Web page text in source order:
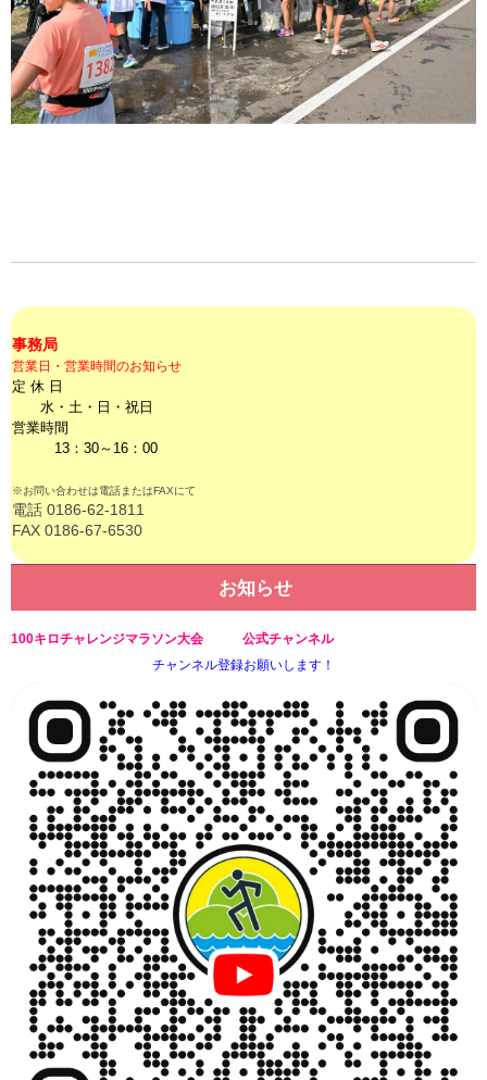
事務局
営業日・営業時間のお知らせ
定 休 日
水・土・日・祝日
営業時間
13：30～16：00
※お問い合わせは電話またはFAXにて
電話 0186-62-1811
FAX 0186-67-6530
お知らせ
100キロチャレンジマラソン大会 公式チャンネル
チャンネル登録お願いします！